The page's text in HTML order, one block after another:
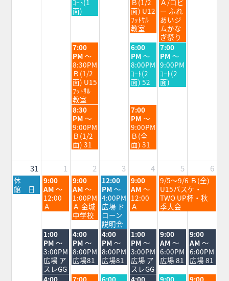
月
26th
面)
月
28th
2026
面) U12
ﾌｯﾄｻﾙ
教室
月
29th
2026
ー ふれ
あいジ
ムかな
ぎ祭り
水
曜
日,
8
月
26th
2026
7:00
PM ～
8:30PM
Ｂ(1/2
面) U15
ﾌｯﾄｻﾙ
教室
金
曜
日,
8
月
28th
6:00
PM ～
8:00PM
ｺｰﾄ(2
面) 52
土
曜
日,
8
月
29th
7:00
PM ～
9:00PM
ｺｰﾄ(2
面)
水
曜
日,
8
月
26th
2026
8:30
PM ～
9:00PM
Ｂ(1/2
面) 31
金
曜
日,
8
月
28th
2026
7:00
PM ～
9:00PM
Ｂ(全
面) 31
31 1 2 3 4 5 6
月
曜
日,
休
館 日
火
曜
日,
9
月
2026
9:00
AM ～
12:00
Ａ
水
曜
日,
9
月
2nd
2026
9:00
AM ～
1:00PM
Ａ 金城
中学校
木
曜
日,
9
月
3rd
2026
12:00
PM ～
4:00PM
広場 ド
ローン
説明会
金
曜
日,
9
月
2026
9:00
AM ～
12:00
Ａ
土
曜
日,
9
月
2026
9/5～9/6 Ｂ(全)
U15バスケ・
TWO UP杯・秋
季大会
火
曜
日,
9
月
1st
1:00
PM ～
3:00PM
広場 ア
スレGG
水
曜
日,
9
月
2nd
4:00
PM ～
8:00PM
広場81
木
曜
日,
9
月
3rd
4:00
PM ～
8:00PM
広場81
金
曜
日,
9
月
4th
1:00
PM ～
3:00PM
広場 ア
スレGG
土
曜
日,
9
月
5th
9:00
AM ～
6:00PM
広場 81
日
曜
日,
9
月
6th
9:00
AM ～
6:00PM
広場 81
火
4:00
水
7:00
木
6:00
金
4:00
土
9:00
日
9:00